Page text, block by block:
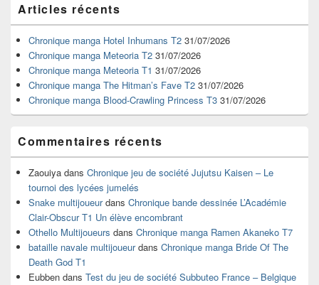
principale
de
widget
pour
barre
latérale
Articles récents
Chronique manga Hotel Inhumans T2 31/07/2026
Chronique manga Meteoria T2 31/07/2026
Chronique manga Meteoria T1 31/07/2026
Chronique manga The Hitman’s Fave T2 31/07/2026
Chronique manga Blood-Crawling Princess T3 31/07/2026
Commentaires récents
Zaouiya dans Chronique jeu de société Jujutsu Kaisen – Le
tournoi des lycées jumelés
Snake multijoueurdans Chronique bande dessinée L’Académie
Clair-Obscur T1 Un élève encombrant
Othello Multijoueurs dans Chronique manga Ramen Akaneko T7
bataille navale multijoueurdans Chronique manga Bride Of The
Death God T1
Eubben dans Test du jeu de société Subbuteo France – Belgique